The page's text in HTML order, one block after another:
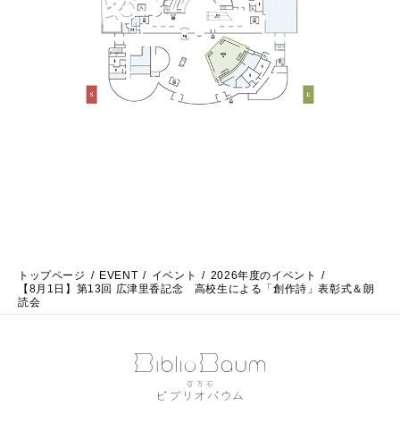
トップページ EVENT イベント
2026年度のイベント
【8月1日】第13回 広津里香記念 高校生による「創作詩」表彰式＆朗
読会